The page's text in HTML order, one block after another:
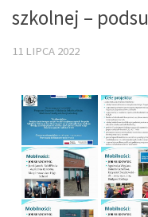
szkolnej –
11 LIPCA 2022